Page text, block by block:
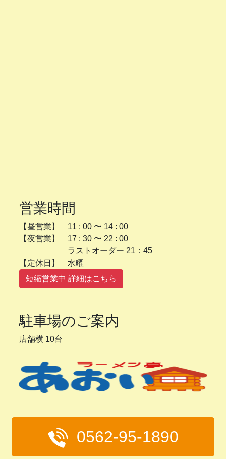
営業時間
【昼営業】 11 : 00 〜 14 : 00
【夜営業】 17 : 30 〜 22 : 00
ラストオーダー 21：45
【定休日】 水曜
短縮営業中 詳細はこちら
駐車場のご案内
店舗横 10台
0562-95-1890